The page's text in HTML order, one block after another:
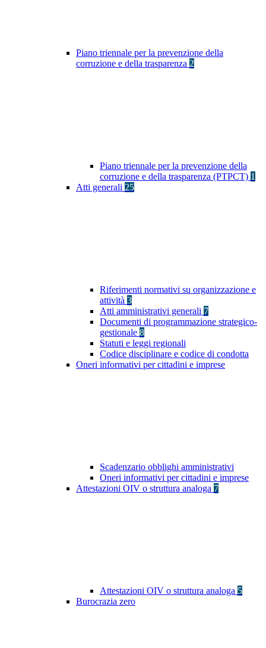
Piano triennale per la prevenzione della
corruzione e della trasparenza 2
Piano triennale per la prevenzione della
corruzione e della trasparenza (PTPCT) 1
Atti generali 25
Riferimenti normativi su organizzazione e
attività 3
Atti amministrativi generali 7
Documenti di programmazione strategico-
gestionale 8
Statuti e leggi regionali
Codice disciplinare e codice di condotta
Oneri informativi per cittadini e imprese
Scadenzario obblighi amministrativi
Oneri informativi per cittadini e imprese
Attestazioni OIV o struttura analoga 7
Attestazioni OIV o struttura analoga 5
Burocrazia zero